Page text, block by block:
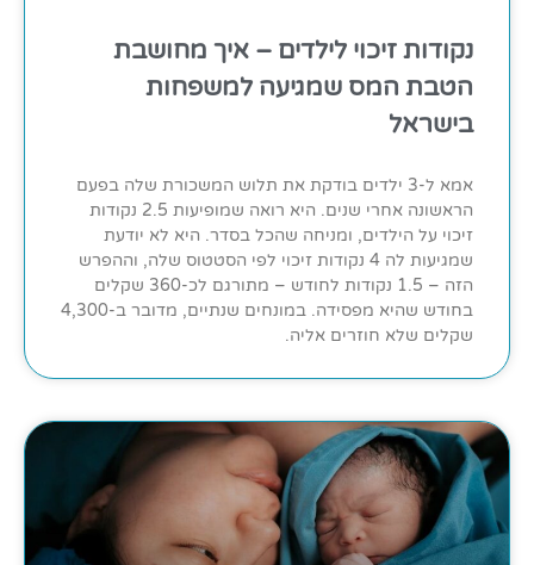
נקודות זיכוי לילדים – איך מחושבת
הטבת המס שמגיעה למשפחות
בישראל
אמא ל-3 ילדים בודקת את תלוש המשכורת שלה בפעם
הראשונה אחרי שנים. היא רואה שמופיעות 2.5 נקודות
זיכוי על הילדים, ומניחה שהכל בסדר. היא לא יודעת
שמגיעות לה 4 נקודות זיכוי לפי הסטטוס שלה, וההפרש
הזה – 1.5 נקודות לחודש – מתורגם לכ-360 שקלים
בחודש שהיא מפסידה. במונחים שנתיים, מדובר ב-4,300
שקלים שלא חוזרים אליה.